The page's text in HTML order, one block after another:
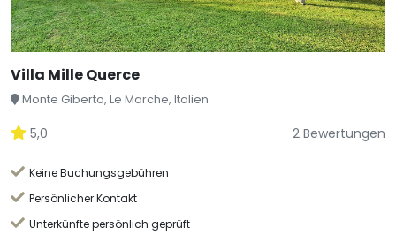
Villa Mille Querce
Monte Giberto, Le Marche, Italien
5,0 2 Bewertungen
Keine Buchungsgebühren
Persönlicher Kontakt
Unterkünfte persönlich geprüft